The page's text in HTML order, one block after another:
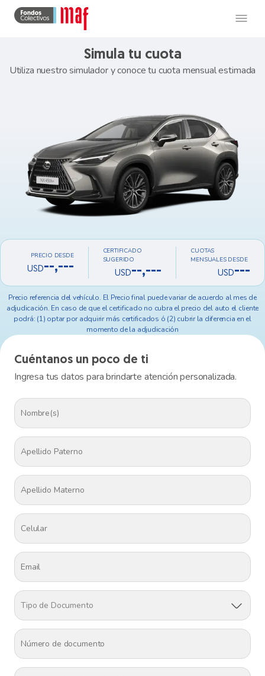
Simula tu cuota
Utiliza nuestro simulador y conoce tu cuota mensual estimada
Algo salió mal
No pudimos cargar la información.
Reintenta nuevamente porfavor.
Cuéntanos un poco de ti
Ingresa tus datos para brindarte atención personalizada.
Tipo de Documento
PRECIO DESDE
USD--,---
CERTIFICADO
SUGERIDO
USD--,---
CUOTAS
MENSUALES DESDE
USD---
Precio referencia del vehículo. El Precio final puede variar de acuerdo al mes de
adjudicación. En caso de que el certificado no cubra el precio del auto el cliente
podrá: (1) optar por adquirir más certificados ó (2) cubrir la diferencia en el
momento de la adjudicación